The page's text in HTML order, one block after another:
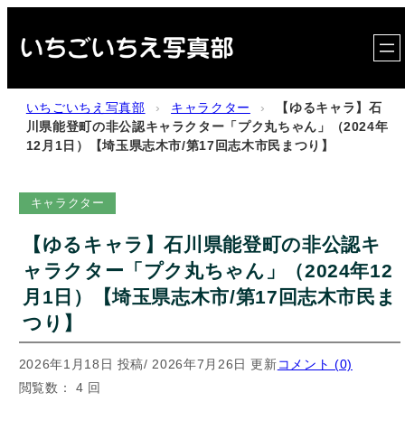
容
いちごいちえ写真部 › キャラクター ›
【ゆるキャラ】石
川県能登町の非公認キャラクター「プク丸ちゃん」（2024年
12月1日）【埼玉県志木市/第17回志木市民まつり】
キャラクター
【ゆるキャラ】石川県能登町の非公認キ
ャラクター「プク丸ちゃん」（2024年12
月1日）【埼玉県志木市/第17回志木市民ま
つり】
2026年1月18日 投稿/ 2026年7月26日 更新コメント (0)
閲覧数： 4 回